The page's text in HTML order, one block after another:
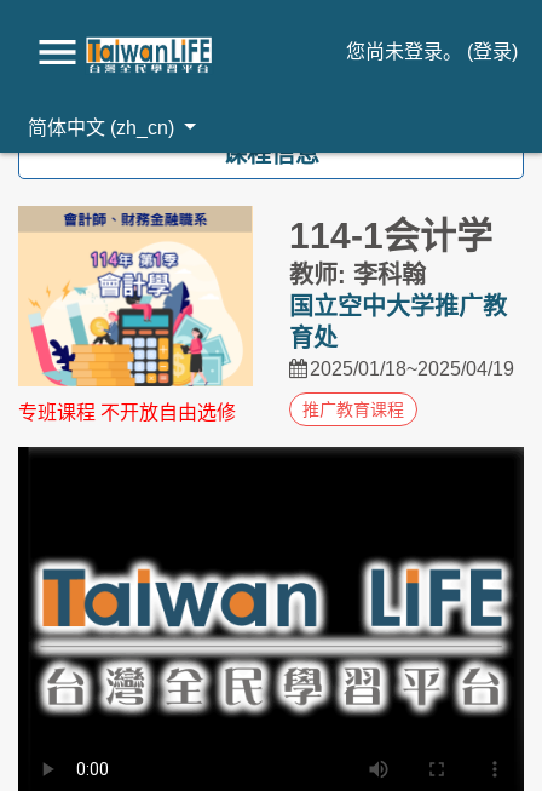
您尚未登录。 (登录)
简体中文 ‎(zh_cn)‎
课程信息
专班课程 不开放自由选修
114-1会计学
教师: 李科翰
国立空中大学推广教
育处
2025/01/18~2025/04/19
推广教育课程